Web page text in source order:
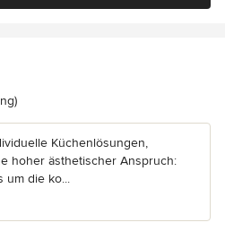
5 von 5 Sternen
Küchenlösungen,
hoher ästhetischer Anspruch:
um die ko...